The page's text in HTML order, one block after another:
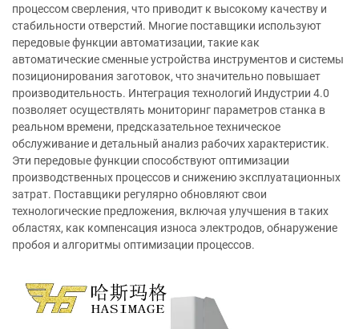
процессом сверления, что приводит к высокому качеству и
стабильности отверстий. Многие поставщики используют
передовые функции автоматизации, такие как
автоматические сменные устройства инструментов и системы
позиционирования заготовок, что значительно повышает
производительность. Интеграция технологий Индустрии 4.0
позволяет осуществлять мониторинг параметров станка в
реальном времени, предсказательное техническое
обслуживание и детальный анализ рабочих характеристик.
Эти передовые функции способствуют оптимизации
производственных процессов и снижению эксплуатационных
затрат. Поставщики регулярно обновляют свои
технологические предложения, включая улучшения в таких
областях, как компенсация износа электродов, обнаружение
пробоя и алгоритмы оптимизации процессов.